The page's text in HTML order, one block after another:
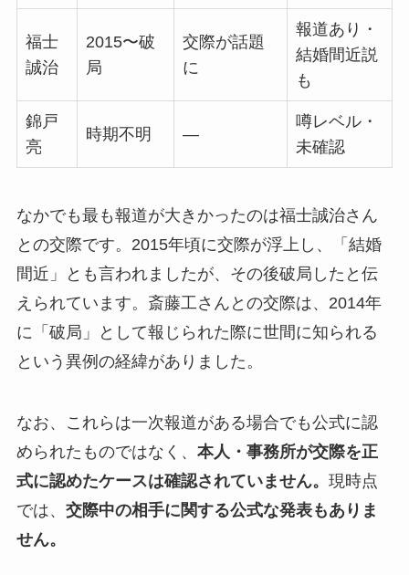
福士
誠治
2015〜破
局
交際が話題
に
報道あり・
結婚間近説
も
錦戸
亮
時期不明 —
噂レベル・
未確認
なかでも最も報道が大きかったのは福士誠治さん
との交際です。2015年頃に交際が浮上し、「結婚
間近」とも言われましたが、その後破局したと伝
えられています。斎藤工さんとの交際は、2014年
に「破局」として報じられた際に世間に知られる
という異例の経緯がありました。
なお、これらは一次報道がある場合でも公式に認
められたものではなく、 本人・事務所が交際を正
式に認めたケースは確認されていません。 現時点
では、 交際中の相手に関する公式な発表もありま
せん。